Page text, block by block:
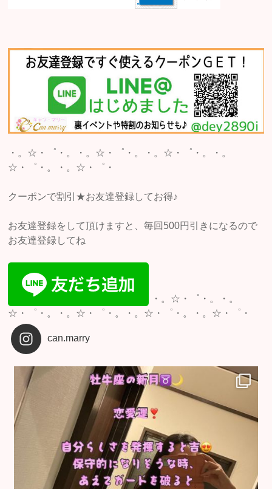
・。☆・゜・。・。☆・゜・。・。☆・゜・。・。
☆・゜・。・。☆・゜・
クーポンで割引★お友達登録してお得♪
お友達登録をして頂けますと、毎回500円引きになるので
お友達登録してね
・。☆・゜・。・。
☆・゜・。・。☆・゜・。・。☆・゜・。・。☆・゜・
can.marry